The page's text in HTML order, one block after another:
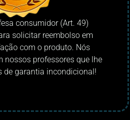
consumidor (Art. 49)
solicitar reembolso em
com o produto. Nós
nossos professores que lhe
de garantia incondicional!